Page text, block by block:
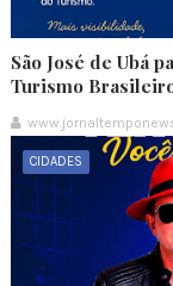
São José de Ubá
Turismo
CIDADES